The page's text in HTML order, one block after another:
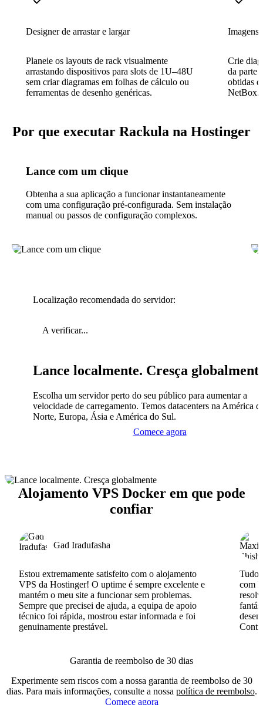
Designer de arrastar e largar
Planeie os layouts de rack visualmente
arrastando dispositivos para slots de 1U–48U
sem criar diagramas em folhas de cálculo ou
ferramentas de desenho genéricas.
Imagens
Crie
da parte
obtidas
NetBox.
Por que executar Rackula na Hostinger
Lance com um clique
Obtenha a sua aplicação a funcionar instantaneamente
com uma configuração pré-configurada. Sem instalação
manual ou passos de configuração complexos.
Localização recomendada do servidor:
A verificar...
Lance localmente. Cresça
Escolha um servidor perto do seu público para aumentar a
velocidade de carregamento. Temos datacenters na América
Norte, Europa, Ásia e América do Sul.
Comece agora
Alojamento VPS Docker em que pode
confiar
Gad Iradufasha
Estou extremamente satisfeito com o alojamento
VPS da Hostinger! O uptime é sempre excelente e
mantém o meu site a funcionar sem problemas.
Sempre que precisei de ajuda, a equipa de apoio
técnico foi rápida, mostrou estar informada e foi
genuinamente prestável.
Tudo
com
Garantia de reembolso de 30 dias
Experimente sem riscos com a nossa garantia de reembolso de 30
dias. Para mais informações, consulte a nossa política de reembolso.
Comece agora